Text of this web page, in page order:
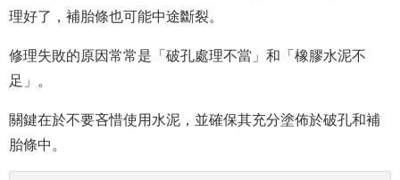
理好了，補胎條也可能中途斷裂。
修理失敗的原因常常是「破孔處理不當」和「橡膠水泥不
足」。
關鍵在於不要吝惜使用水泥，並確保其充分塗佈於破孔和補
胎條中。